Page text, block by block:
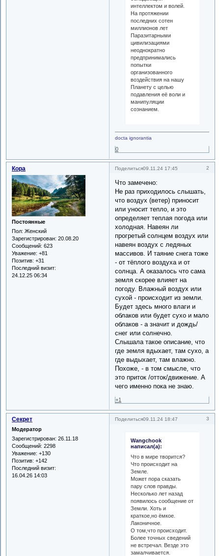
интеллектом и волей.
На протяжении
последних сотен
миллионов лет
Паразитарными
цивилизациями
неоднократно
предпринимались
попытки
организованного
воздействия на нашу
Планету с целью
подавления её воли и
манипуляции
сознанием.
docta ignorantia
0
Поделиться 2
09.11.24 17:45
Кора
Постоянные
Пол: Женский
Зарегистрирован: 20.08.20
Сообщений: 623
Уважение: +81
Позитив: +31
Последний визит:
24.12.25 06:34
Что замечено:
Не раз приходилось слышать,
что воздух (ветер) приносит
или уносит тепло, и это
определяет теплая погода или
холодная. Навеян ли
прогретый солнцем воздух или
навеян воздух с ледяных
массивов. И таяние снега тоже
- от тёплого воздуха и от
солнца. А оказалось что сама
земля скорее влияет на
погоду. Влажный воздух или
сухой - происходит из земли.
Будет здесь много влаги и
облаков или будет сухо и мало
облаков - а значит и дождь/
снег или солнечно.
Слышала такое описание, что
где земля вдыхает, там сухо, а
где выдыхает, там влажно.
Похоже, - в том смысле, что
это приток /отток/движение. А
чего именно пока не знаю.
+1
Поделиться 3
09.11.24 18:47
Секрет
Модератор
Зарегистрирован: 26.11.18
Сообщений: 2298
Уважение: +130
Позитив: +142
Последний визит:
16.04.26 14:03
Wangchook
написал(а):
Что в мире творится?
Что происходит на
Земле.
Может пора сказать
пару слов правды.
Несколько лет назад
появилось сообщение от
Земли. Хоть и
краткое,но ёмкое.
Лаконичное.
О том,что происходит.
Более точных сведений
не встречал. Везде это
замалчивается.